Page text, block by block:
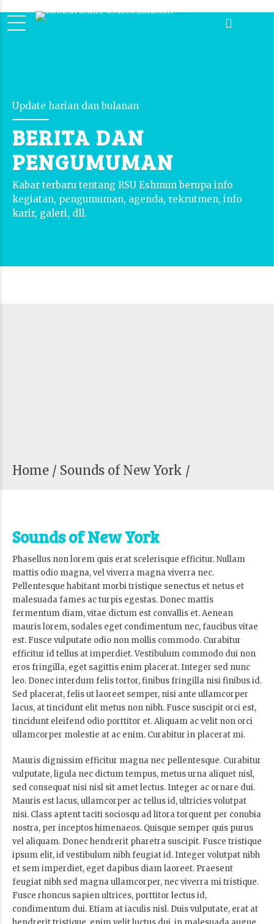
Update harian dan bulanan
BERITA DAN
PENGUMUMAN
Kabar terbaru tentang RSU Eshmun berupa info
kegiatan, pengumuman, agenda, rekrutmen, info
karir, galeri, dll.
Home Sounds of New York /
Sounds of New York
Phasellus non lorem quis erat scelerisque efficitur. Nullam
mattis odio magna, vel viverra magna viverra nec.
Pellentesque habitant morbi tristique senectus et netus et
malesuada fames ac turpis egestas. Donec mattis
fermentum diam, vitae dictum est convallis et. Aenean
mauris lorem, sodales eget condimentum nec, faucibus vitae
est. Fusce vulputate odio non mollis commodo. Curabitur
efficitur id tellus at imperdiet. Vestibulum commodo dui non
eros fringilla, eget sagittis enim placerat. Integer sed nunc
leo. Donec interdum felis tortor, finibus fringilla nisi finibus id.
Sed placerat, felis ut laoreet semper, nisi ante ullamcorper
lacus, at tincidunt elit metus non nibh. Fusce suscipit orci est,
tincidunt eleifend odio porttitor et. Aliquam ac velit non orci
ullamcorper molestie at ac enim. Curabitur in placerat mi.
Mauris dignissim efficitur magna nec pellentesque. Curabitur
vulputate, ligula nec dictum tempus, metus urna aliquet nisl,
sed consequat nisi nisl sit amet lectus. Integer ac ornare dui.
Mauris est lacus, ullamcorper ac tellus id, ultricies volutpat
nisi. Class aptent taciti sociosqu ad litora torquent per conubia
nostra, per inceptos himenaeos. Quisque semper quis purus
vel aliquam. Donec hendrerit pharetra suscipit. Fusce tristique
ipsum elit, id vestibulum nibh feugiat id. Integer volutpat nibh
et sem imperdiet, eget dapibus diam laoreet. Praesent
feugiat nibh sed magna ullamcorper, nec viverra mi tristique.
Fusce rhoncus sapien ultrices, porttitor lectus id,
condimentum dui. Etiam at iaculis nisl. Duis vulputate, erat at